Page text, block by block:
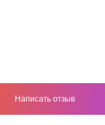
Написать отзыв